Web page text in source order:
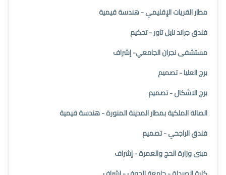
مطار القريات الإقليمي - هندسة قيمية
فندق جراند نايل تاور - تحكيم
مستشفى نجران الجامعي- إشراف
برج العليا - تصميم
برج الاشكال - تصميم
الصالة الملكية بمطار المدينة المنورة - هندسة قيمية
فندق الراجحي - تصميم
مبنى وزارة الحج والعمرة - إشراف